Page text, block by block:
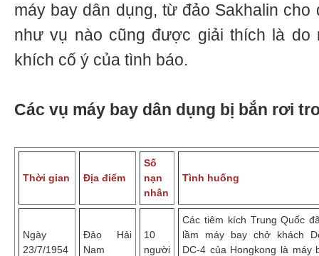
máy bay dân dụng, từ đảo Sakhalin cho
như vụ nào cũng được giải thích là do
khích cố ý của tình báo.
Các vụ máy bay dân dụng bị bắn rơi
Thời gian Địa điểm
Số
nạn
nhân
Tình huống
Ngày
23/7/1954
Đảo Hải
Nam
10
người
Các tiêm kích Trung Quốc
lầm máy bay chở khách
DC-4 của Hongkong là máy